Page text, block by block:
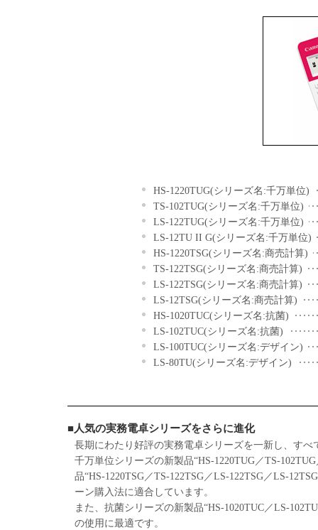
HS-1220TUG(シリーズ名:千万単位)
TS-102TUG(シリーズ名:千万単位)
LS-122TUG(シリーズ名:千万単位)
LS-12TU II G(シリーズ名:千万単位)
HS-1220TSG(シリーズ名:商売計算)
TS-122TSG(シリーズ名:商売計算)
LS-122TSG(シリーズ名:商売計算)
LS-12TSG(シリーズ名:商売計算)
HS-1020TUC(シリーズ名:抗菌)
LS-102TUC(シリーズ名:抗菌)
LS-100TUC(シリーズ名:デザイン)
LS-80TU(シリーズ名:デザイン)
■人気の実務電卓シリーズをさらに進化
長期にわたり好評の実務電卓シリーズを一新し、す
千万単位シリーズの新製品“HS-1220TUG／TS-
品“HS-1220TSG／TS-122TSG／LS-122TSG／LS-
ーン購入法に適合しています。
また、抗菌シリーズの新製品“HS-1020TUC／LS-
の使用に最適です。